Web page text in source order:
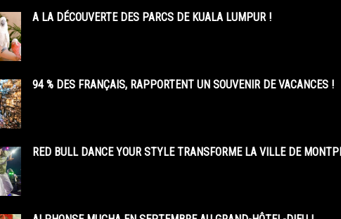
A LA DÉCOUVERTE DES PARCS DE KUALA LUMPUR !
94 % DES FRANÇAIS, RAPPORTENT UN SOUVENIR DE VACANCES !
RED BULL DANCE YOUR STYLE TRANSFORME LA VILLE DE